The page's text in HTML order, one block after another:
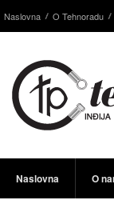
Naslovna O Tehnoradu
Naslovna O